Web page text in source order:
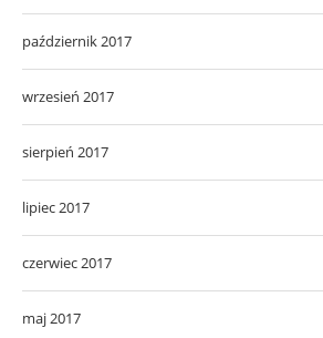
październik 2017
wrzesień 2017
sierpień 2017
lipiec 2017
czerwiec 2017
maj 2017